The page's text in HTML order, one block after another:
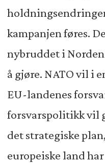
kampanjen føres.
nybruddet i
å gjøre. NATO vil i
EU-landenes
forsvarspolitikk vil
det strategiske
europeiske land